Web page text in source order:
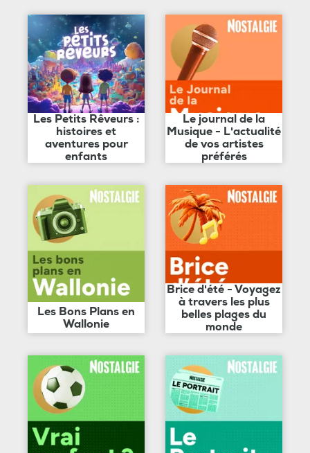
Les Petits Rêveurs :
histoires et
aventures pour
enfants
Le journal de la
Musique - L'actualité
de vos artistes
préférés
Les Bons Plans en
Wallonie
Brice d'été - Voyagez
à travers les plus
belles plages du
monde